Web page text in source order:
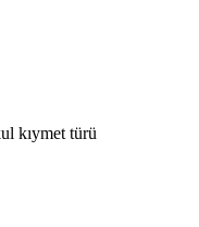
kıymet türü